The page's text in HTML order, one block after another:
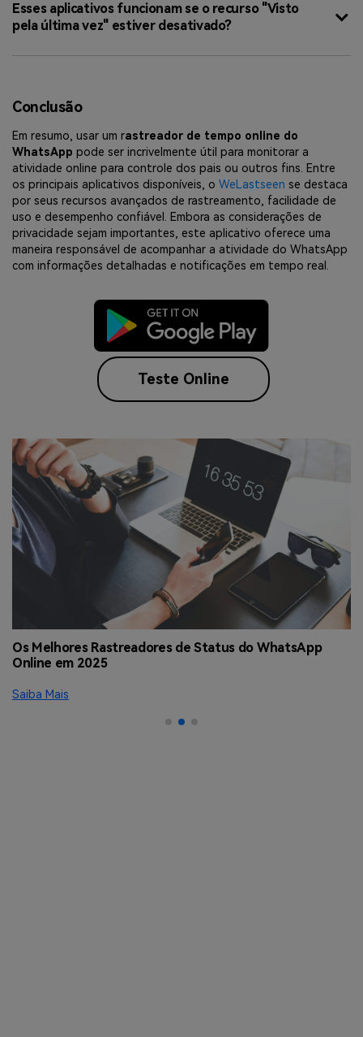
Esses aplicativos funcionam se o recurso "Visto
pela última vez" estiver desativado?
Conclusão
Em resumo, usar um rastreador de tempo online do
WhatsApp pode ser incrivelmente útil para monitorar a
atividade online para controle dos pais ou outros fins. Entre
os principais aplicativos disponíveis, o WeLastseen se destaca
por seus recursos avançados de rastreamento, facilidade de
uso e desempenho confiável. Embora as considerações de
privacidade sejam importantes, este aplicativo oferece uma
maneira responsável de acompanhar a atividade do WhatsApp
com informações detalhadas e notificações em tempo real.
Teste Online
Os Melhores Rastreadores de Status do WhatsApp
Online em 2025
Saiba Mais